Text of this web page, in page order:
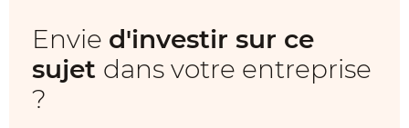
Envie d'investir sur ce
sujet dans votre entreprise
?